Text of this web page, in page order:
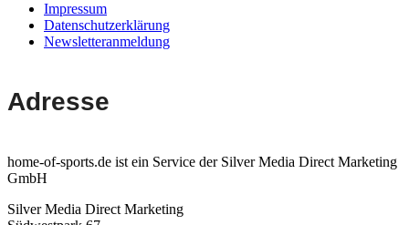
Impressum
Datenschutzerklärung
Newsletteranmeldung
Adresse
home-of-sports.de ist ein Service der Silver Media Direct Marketing
GmbH
Silver Media Direct Marketing